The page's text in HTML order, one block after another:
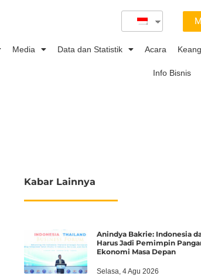
Media Data dan Statistik Acara
Info Bisnis
Kabar Lainnya
Anindya Bakrie: Indonesia
Harus Jadi Pemimpin
Ekonomi Masa Depan
Selasa, 4 Agu 2026